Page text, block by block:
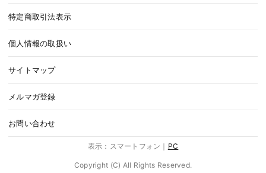
特定商取引法表示
個人情報の取扱い
サイトマップ
メルマガ登録
お問い合わせ
表示：スマートフォン｜ PC
Copyright (C) All Rights Reserved.